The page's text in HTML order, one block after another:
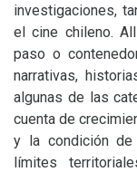
investigaciones,
el cine chileno.
paso o
narrativas,
algunas de las
cuenta de
y la condición de
límites